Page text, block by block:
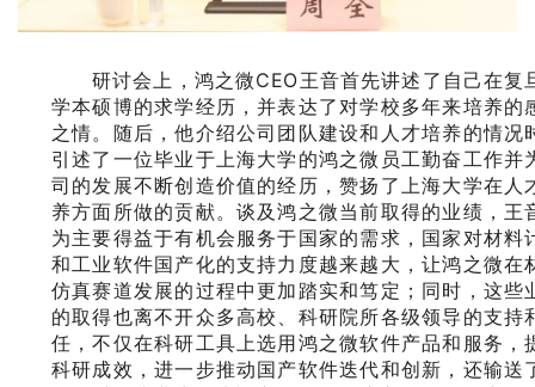
研讨会上，鸿之微CEO王音首先讲述了自己在复
学本硕博的求学经历，并表达了对学校多年来培养的
之情。随后，他介绍公司团队建设和人才培养的情况
引述了一位毕业于上海大学的鸿之微员工勤奋工作并
司的发展不断创造价值的经历，赞扬了上海大学在人
养方面所做的贡献。谈及鸿之微当前取得的业绩，王
为主要得益于有机会服务于国家的需求，国家对材料
和工业软件国产化的支持力度越来越大，让鸿之微在
仿真赛道发展的过程中更加踏实和笃定；同时，这些
的取得也离不开众多高校、科研院所各级领导的支持
任，不仅在科研工具上选用鸿之微软件产品和服务，
科研成效，进一步推动国产软件迭代和创新，还输送